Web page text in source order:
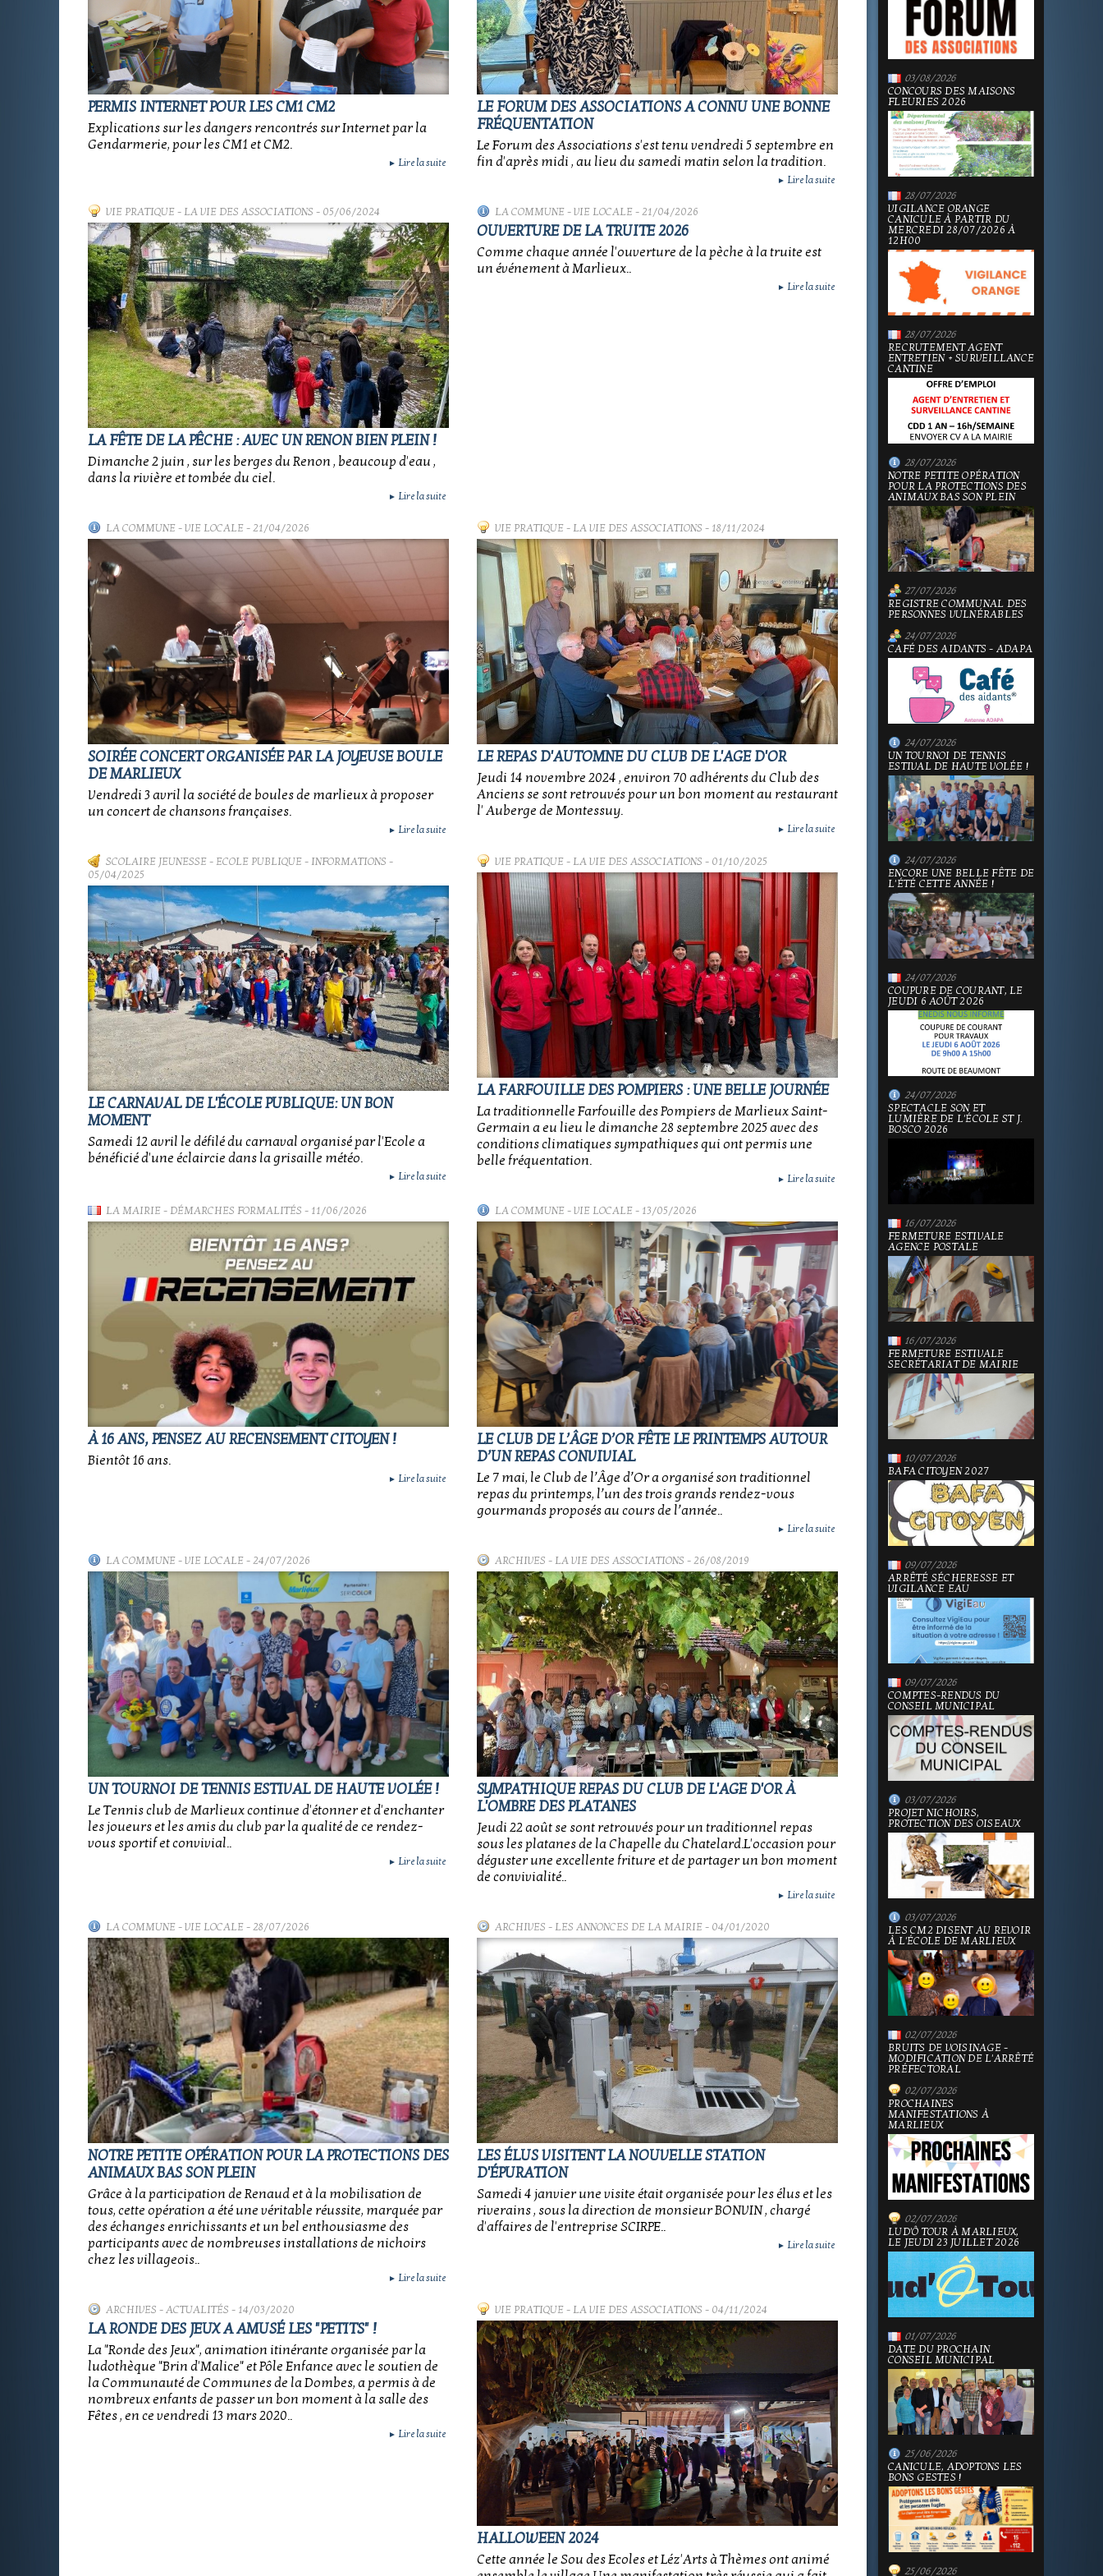
PERMIS INTERNET POUR LES CM1 CM2
Explications sur les dangers rencontrés sur Internet par la
Gendarmerie, pour les CM1 et CM2.
► Lire la suite
LE FORUM DES ASSOCIATIONS A CONNU UNE BONNE
FRÉQUENTATION
Le Forum des Associations s'est tenu vendredi 5 septembre en
fin d'après midi , au lieu du samedi matin selon la tradition.
► Lire la suite
VIE PRATIQUE- LA VIE DES ASSOCIATIONS - 05/06/2024
LA FÊTE DE LA PÊCHE : AVEC UN RENON BIEN PLEIN !
Dimanche 2 juin , sur les berges du Renon , beaucoup d'eau ,
dans la rivière et tombée du ciel.
► Lire la suite
LA COMMUNE-VIE LOCALE- 21/04/2026
OUVERTURE DE LA TRUITE 2026
Comme chaque année l'ouverture de la pèche à la truite est
un événement à Marlieux..
► Lire la suite
LA COMMUNE-VIE LOCALE- 21/04/2026
SOIRÉE CONCERT ORGANISÉE PAR LA JOYEUSE BOULE
DE MARLIEUX
Vendredi 3 avril la société de boules de marlieux à proposer
un concert de chansons françaises.
► Lire la suite
VIE PRATIQUE- LA VIE DES ASSOCIATIONS - 18/11/2024
LE REPAS D'AUTOMNE DU CLUB DE L'AGE D'OR
Jeudi 14 novembre 2024 , environ 70 adhérents du Club des
Anciens se sont retrouvés pour un bon moment au restaurant
l' Auberge de Montessuy.
► Lire la suite
SCOLAIRE JEUNESSE- ECOLE PUBLIQUE - INFORMATIONS -
05/04/2025
LE CARNAVAL DE L'ÉCOLE PUBLIQUE: UN BON
MOMENT
Samedi 12 avril le défilé du carnaval organisé par l'Ecole a
bénéficié d'une éclaircie dans la grisaille météo.
► Lire la suite
VIE PRATIQUE- LA VIE DES ASSOCIATIONS - 01/10/2025
LA FARFOUILLE DES POMPIERS : UNE BELLE JOURNÉE
La traditionnelle Farfouille des Pompiers de Marlieux Saint-
Germain a eu lieu le dimanche 28 septembre 2025 avec des
conditions climatiques sympathiques qui ont permis une
belle fréquentation.
► Lire la suite
LA MAIRIE- DÉMARCHES FORMALITÉS - 11/06/2026
À 16 ANS, PENSEZ AU RECENSEMENT CITOYEN !
Bientôt 16 ans.
► Lire la suite
LA COMMUNE-VIE LOCALE- 13/05/2026
LE CLUB DE L’ÂGE D’OR FÊTE LE PRINTEMPS AUTOUR
D’UN REPAS CONVIVIAL
Le 7 mai, le Club de l’Âge d’Or a organisé son traditionnel
repas du printemps, l’un des trois grands rendez-vous
gourmands proposés au cours de l’année..
► Lire la suite
LA COMMUNE-VIE LOCALE- 24/07/2026
UN TOURNOI DE TENNIS ESTIVAL DE HAUTE VOLÉE !
Le Tennis club de Marlieux continue d'étonner et d'enchanter
les joueurs et les amis du club par la qualité de ce rendez-
vous sportif et convivial..
► Lire la suite
ARCHIVES - LA VIE DES ASSOCIATIONS - 26/08/2019
SYMPATHIQUE REPAS DU CLUB DE L'AGE D'OR À
L'OMBRE DES PLATANES
Jeudi 22 août se sont retrouvés pour un traditionnel repas
sous les platanes de la Chapelle du Chatelard.L'occasion pour
déguster une excellente friture et de partager un bon moment
de convivialité..
► Lire la suite
LA COMMUNE-VIE LOCALE- 28/07/2026
NOTRE PETITE OPÉRATION POUR LA PROTECTIONS DES
ANIMAUX BAS SON PLEIN
Grâce à la participation de Renaud et à la mobilisation de
tous, cette opération a été une véritable réussite, marquée par
des échanges enrichissants et un bel enthousiasme des
participants avec de nombreuses installations de nichoirs
chez les villageois..
► Lire la suite
ARCHIVES - LES ANNONCES DE LA MAIRIE- 04/01/2020
LES ÉLUS VISITENT LA NOUVELLE STATION
D'ÉPURATION
Samedi 4 janvier une visite était organisée pour les élus et les
riverains , sous la direction de monsieur BONVIN , chargé
d'affaires de l'entreprise SCIRPE..
► Lire la suite
ARCHIVES -ACTUALITÉS - 14/03/2020
LA RONDE DES JEUX A AMUSÉ LES "PETITS" !
La "Ronde des Jeux", animation itinérante organisée par la
ludothèque "Brin d'Malice" et Pôle Enfance avec le soutien de
la Communauté de Communes de la Dombes, a permis à de
nombreux enfants de passer un bon moment à la salle des
Fêtes , en ce vendredi 13 mars 2020..
► Lire la suite
VIE PRATIQUE- LA VIE DES ASSOCIATIONS - 04/11/2024
HALLOWEEN 2024
Cette année le Sou des Ecoles et Léz'Arts à Thèmes ont animé
03/08/2026
CONCOURS DES MAISONS
FLEURIES 2026
28/07/2026
VIGILANCE ORANGE
CANICULE À PARTIR DU
MERCREDI 28/07/2026 À
12H00
28/07/2026
RECRUTEMENT AGENT
ENTRETIEN + SURVEILLANCE
CANTINE
28/07/2026
NOTRE PETITE OPÉRATION
POUR LA PROTECTIONS DES
ANIMAUX BAS SON PLEIN
27/07/2026
REGISTRE COMMUNAL DES
PERSONNES VULNÉRABLES
24/07/2026
CAFÉ DES AIDANTS - ADAPA
24/07/2026
UN TOURNOI DE TENNIS
ESTIVAL DE HAUTE VOLÉE !
24/07/2026
ENCORE UNE BELLE FÊTE DE
L'ÉTÉ CETTE ANNÉE !
24/07/2026
COUPURE DE COURANT, LE
JEUDI 6 AOÛT 2026
24/07/2026
SPECTACLE SON ET
LUMIÈRE DE L'ÉCOLE ST J.
BOSCO 2026
16/07/2026
FERMETURE ESTIVALE
AGENCE POSTALE
16/07/2026
FERMETURE ESTIVALE
SECRÉTARIAT DE MAIRIE
10/07/2026
BAFA CITOYEN 2027
09/07/2026
ARRÊTÉ SÉCHERESSE ET
VIGILANCE EAU
09/07/2026
COMPTES-RENDUS DU
CONSEIL MUNICIPAL
03/07/2026
PROJET NICHOIRS,
PROTECTION DES OISEAUX
03/07/2026
LES CM2 DISENT AU REVOIR
À L'ÉCOLE DE MARLIEUX
02/07/2026
BRUITS DE VOISINAGE -
MODIFICATION DE L'ARRÊTÉ
PRÉFECTORAL
02/07/2026
PROCHAINES
MANIFESTATIONS À
MARLIEUX
02/07/2026
LUD'Ô TOUR À MARLIEUX,
LE JEUDI 23 JUILLET 2026
01/07/2026
DATE DU PROCHAIN
CONSEIL MUNICIPAL
25/06/2026
CANICULE, ADOPTONS LES
BONS GESTES !
25/06/2026